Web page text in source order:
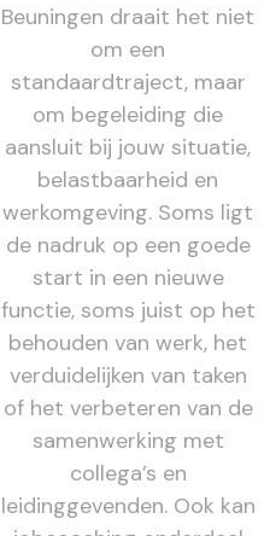
Beuningen draait het niet
om een
standaardtraject, maar
om begeleiding die
aansluit bij jouw situatie,
belastbaarheid en
werkomgeving. Soms ligt
de nadruk op een goede
start in een nieuwe
functie, soms juist op het
behouden van werk, het
verduidelijken van taken
of het verbeteren van de
samenwerking met
collega’s en
leidinggevenden. Ook kan